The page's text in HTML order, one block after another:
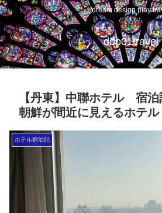
dream design play
ddp01travel
【丹東】中聯ホテル 宿
朝鮮が間近に見えるホテル
ホテル宿泊記